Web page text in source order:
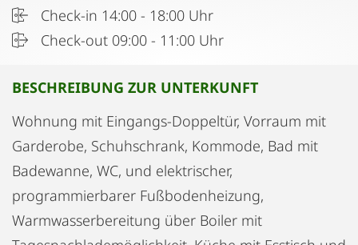
Check-in 14:00 - 18:00 Uhr
Check-out 09:00 - 11:00 Uhr
BESCHREIBUNG ZUR UNTERKUNFT
Wohnung mit Eingangs-Doppeltür, Vorraum mit
Garderobe, Schuhschrank, Kommode, Bad mit
Badewanne, WC, und elektrischer,
programmierbarer Fußbodenheizung,
Warmwasserbereitung über Boiler mit